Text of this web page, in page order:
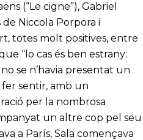
(“Le cigne”), Gabriel
Niccola Porpora i
totes molt positives, entre
“lo cas és ben estrany:
se n’havia presentat un
sentir, amb un
per la nombrosa
un altre cop pel seu
a París, Sala començava